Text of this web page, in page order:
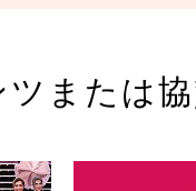
または